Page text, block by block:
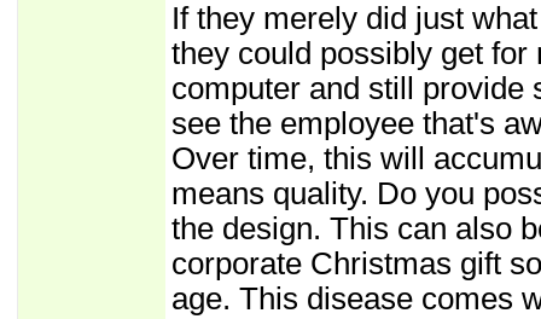
If they merely did just
they could possibly get for
computer and still provide
see the employee that's
Over time, this will
means quality. Do you
the design. This can also
corporate Christmas gift
age. This disease comes